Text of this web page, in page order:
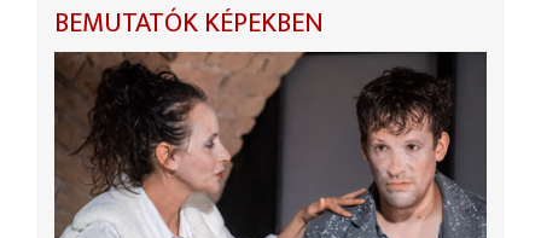
BEMUTATÓK KÉPEKBEN